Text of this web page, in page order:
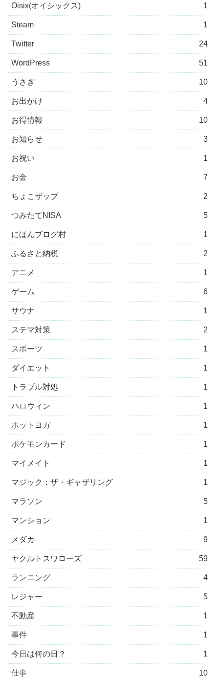
Oisix(オイシックス) 1
Steam 1
Twitter 24
WordPress 51
うさぎ 10
お出かけ 4
お得情報 10
お知らせ 3
お祝い 1
お金 7
ちょこザップ 2
つみたてNISA 5
にほんブログ村 1
ふるさと納税 2
アニメ 1
ゲーム 6
サウナ 1
ステマ対策 2
スポーツ 1
ダイエット 1
トラブル対処 1
ハロウィン 1
ホットヨガ 1
ポケモンカード 1
マイメイト 1
マジック：ザ・ギャザリング 1
マラソン 5
マンション 1
メダカ 9
ヤクルトスワローズ 59
ランニング 4
レジャー 5
不動産 1
事件 1
今日は何の日？ 1
仕事 10